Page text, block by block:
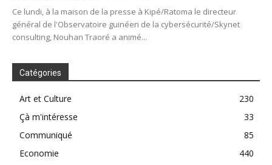
Ce lundi, à la maison de la presse à Kipé/Ratoma le directeur
général de l'Observatoire guinéen de la cybersécurité/Skynet
consulting, Nouhan Traoré a animé...
Catégories
Art et Culture
230
Çà m'intéresse
33
Communiqué
85
Economie
440